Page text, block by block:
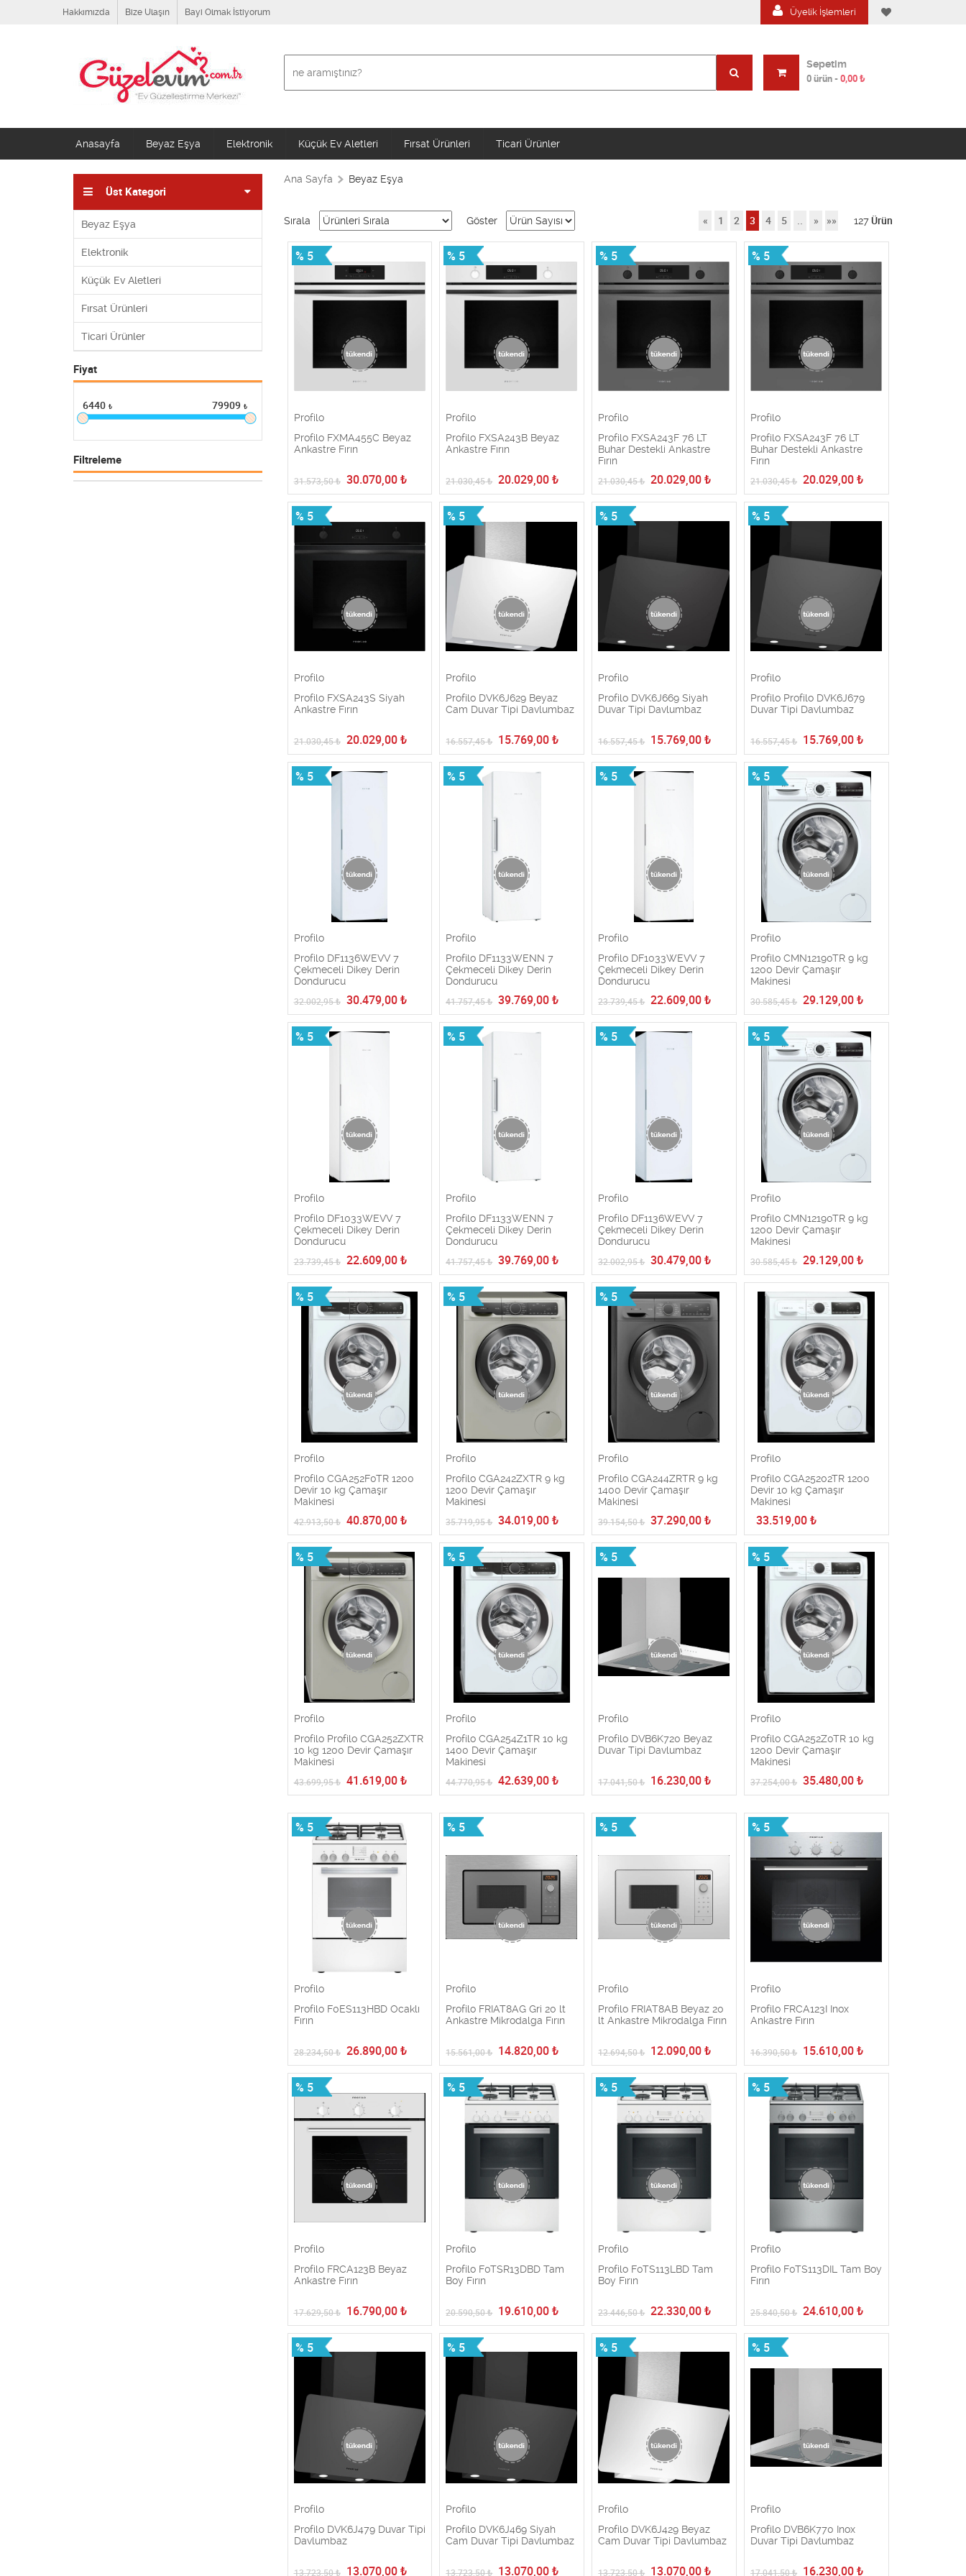
Hakkımızda Bize Ulaşın Bayi Olmak İstiyorum Üyelik İşlemleri
Sepetim
0 ürün - 0,00 ₺
Anasayfa Beyaz Eşya Elektronik Küçük Ev Aletleri Fırsat Ürünleri Ticari Ürünler
Üst Kategori
Beyaz Eşya
Elektronik
Küçük Ev Aletleri
Fırsat Ürünleri
Ticari Ürünler
Fiyat
6440 ₺ 79909₺
Filtreleme
Ana Sayfa Beyaz Eşya
Sırala Göster 127Ürün
« 1 2 3 4 5 » »»
% 5
Profilo
Profilo FXMA455C Beyaz
Ankastre Fırın
31.573,50₺ 30.070,00₺
% 5
Profilo
Profilo FXSA243B Beyaz
Ankastre Fırın
21.030,45₺ 20.029,00 ₺
% 5
Profilo
Profilo FXSA243F 76 LT
Buhar Destekli Ankastre
Fırın
21.030,45₺ 20.029,00 ₺
% 5
Profilo
Profilo FXSA243F 76 LT
Buhar Destekli Ankastre
Fırın
21.030,45₺ 20.029,00 ₺
% 5
Profilo
Profilo FXSA243S Siyah
Ankastre Fırın
21.030,45₺ 20.029,00₺
% 5
Profilo
Profilo DVK6J629 Beyaz
Cam Duvar Tipi Davlumbaz
16.557,45₺ 15.769,00 ₺
% 5
Profilo
Profilo DVK6J669 Siyah
Duvar Tipi Davlumbaz
16.557,45₺ 15.769,00 ₺
% 5
Profilo
Profilo Profilo DVK6J679
Duvar Tipi Davlumbaz
16.557,45₺ 15.769,00 ₺
% 5
Profilo
Profilo DF1136WEVV 7
Çekmeceli Dikey Derin
Dondurucu
32.002,95₺ 30.479,00₺
% 5
Profilo
Profilo DF1133WENN 7
Çekmeceli Dikey Derin
Dondurucu
41.757,45₺ 39.769,00 ₺
% 5
Profilo
Profilo DF1033WEVV 7
Çekmeceli Dikey Derin
Dondurucu
23.739,45₺ 22.609,00 ₺
% 5
Profilo
Profilo CMN12190TR 9 kg
1200 Devir Çamaşır
Makinesi
30.585,45₺ 29.129,00 ₺
% 5
Profilo
Profilo DF1033WEVV 7
Çekmeceli Dikey Derin
Dondurucu
23.739,45₺ 22.609,00₺
% 5
Profilo
Profilo DF1133WENN 7
Çekmeceli Dikey Derin
Dondurucu
41.757,45₺ 39.769,00 ₺
% 5
Profilo
Profilo DF1136WEVV 7
Çekmeceli Dikey Derin
Dondurucu
32.002,95₺ 30.479,00 ₺
% 5
Profilo
Profilo CMN12190TR 9 kg
1200 Devir Çamaşır
Makinesi
30.585,45₺ 29.129,00 ₺
% 5
Profilo
Profilo CGA252F0TR 1200
Devir 10 kg Çamaşır
Makinesi
42.913,50₺ 40.870,00₺
% 5
Profilo
Profilo CGA242ZXTR 9 kg
1200 Devir Çamaşır
Makinesi
35.719,95₺ 34.019,00 ₺
% 5
Profilo
Profilo CGA244ZRTR 9 kg
1400 Devir Çamaşır
Makinesi
39.154,50₺ 37.290,00 ₺
Profilo
Profilo CGA25202TR 1200
Devir 10 kg Çamaşır
Makinesi
33.519,00 ₺
% 5
Profilo
Profilo Profilo CGA252ZXTR
10 kg 1200 Devir Çamaşır
Makinesi
43.699,95₺ 41.619,00₺
% 5
Profilo
Profilo CGA254Z1TR 10 kg
1400 Devir Çamaşır
Makinesi
44.770,95₺ 42.639,00 ₺
% 5
Profilo
Profilo DVB6K720 Beyaz
Duvar Tipi Davlumbaz
17.041,50₺ 16.230,00 ₺
% 5
Profilo
Profilo CGA252Z0TR 10 kg
1200 Devir Çamaşır
Makinesi
37.254,00₺ 35.480,00 ₺
% 5
Profilo
Profilo F0ES113HBD Ocaklı
Fırın
28.234,50₺ 26.890,00₺
% 5
Profilo
Profilo FRIAT8AG Gri 20 lt
Ankastre Mikrodalga Fırın
15.561,00₺ 14.820,00 ₺
% 5
Profilo
Profilo FRIAT8AB Beyaz 20
lt Ankastre Mikrodalga Fırın
12.694,50₺ 12.090,00 ₺
% 5
Profilo
Profilo FRCA123I Inox
Ankastre Fırın
16.390,50₺ 15.610,00 ₺
% 5
Profilo
Profilo FRCA123B Beyaz
Ankastre Fırın
17.629,50₺ 16.790,00₺
% 5
Profilo
Profilo F0TSR13DBD Tam
Boy Fırın
20.590,50₺ 19.610,00 ₺
% 5
Profilo
Profilo F0TS113LBD Tam
Boy Fırın
23.446,50₺ 22.330,00 ₺
% 5
Profilo
Profilo F0TS113DIL Tam Boy
Fırın
25.840,50₺ 24.610,00 ₺
% 5
Profilo
Profilo DVK6J479 Duvar Tipi
Davlumbaz
13.723,50₺ 13.070,00₺
% 5
Profilo
Profilo DVK6J469 Siyah
Cam Duvar Tipi Davlumbaz
13.723,50₺ 13.070,00 ₺
% 5
Profilo
Profilo DVK6J429 Beyaz
Cam Duvar Tipi Davlumbaz
13.723,50₺ 13.070,00 ₺
% 5
Profilo
Profilo DVB6K770 Inox
Duvar Tipi Davlumbaz
17.041,50₺ 16.230,00 ₺